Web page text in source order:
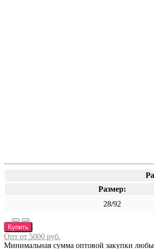
Размер:
28/92
Купить
Опт от 5000 руб.
Минимальная сумма оптовой закупки